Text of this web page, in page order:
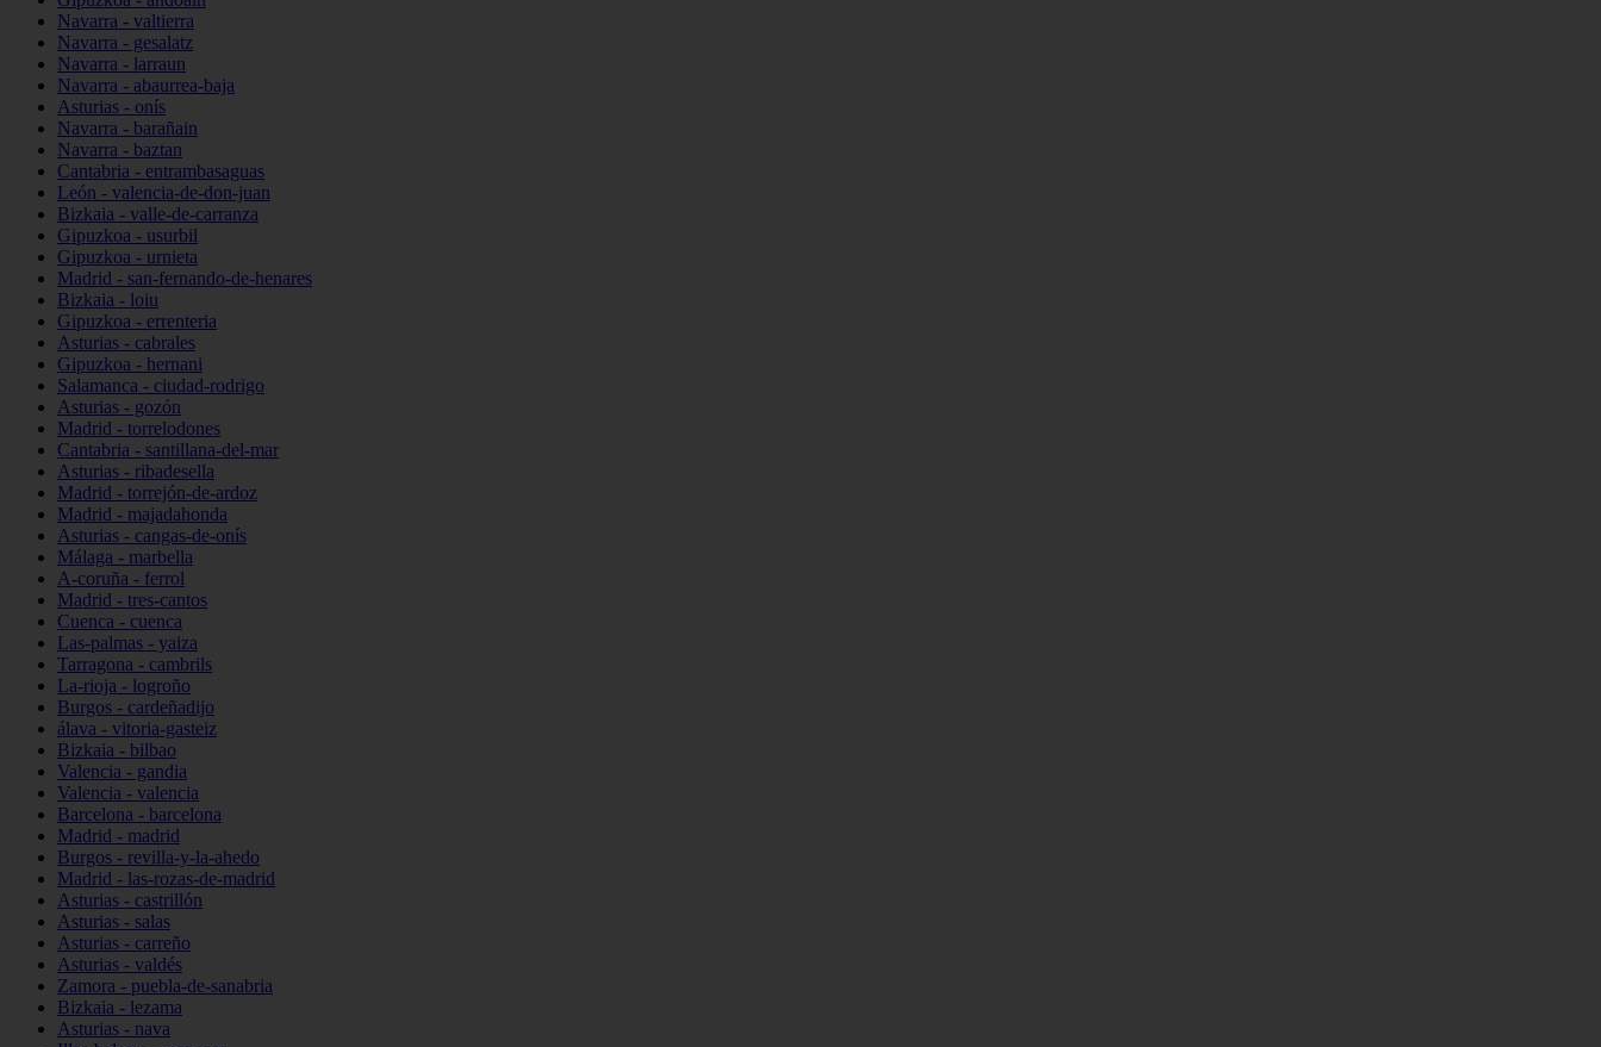
Navarra - valtierra
Navarra - gesalatz
Navarra - larraun
Navarra - abaurrea-baja
Asturias - onís
Navarra - barañain
Navarra - baztan
Cantabria - entrambasaguas
León - valencia-de-don-juan
Bizkaia - valle-de-carranza
Gipuzkoa - usurbil
Gipuzkoa - urnieta
Madrid - san-fernando-de-henares
Bizkaia - loiu
Gipuzkoa - errenteria
Asturias - cabrales
Gipuzkoa - hernani
Salamanca - ciudad-rodrigo
Asturias - gozón
Madrid - torrelodones
Cantabria - santillana-del-mar
Asturias - ribadesella
Madrid - torrejón-de-ardoz
Madrid - majadahonda
Asturias - cangas-de-onís
Málaga - marbella
A-coruña - ferrol
Madrid - tres-cantos
Cuenca - cuenca
Las-palmas - yaiza
Tarragona - cambrils
La-rioja - logroño
Burgos - cardeñadijo
álava - vitoria-gasteiz
Bizkaia - bilbao
Valencia - gandia
Valencia - valencia
Barcelona - barcelona
Madrid - madrid
Burgos - revilla-y-la-ahedo
Madrid - las-rozas-de-madrid
Asturias - castrillón
Asturias - salas
Asturias - carreño
Asturias - valdés
Zamora - puebla-de-sanabria
Bizkaia - lezama
Asturias - nava